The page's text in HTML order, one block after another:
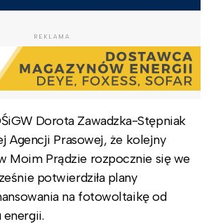
REKLAMA
Dorota Zawadzka-Stępniak
Agencji Prasowej, że kolejny
Moim Prądzie rozpocznie się we
potwierdziła plany
na fotowoltaikę od
energii.